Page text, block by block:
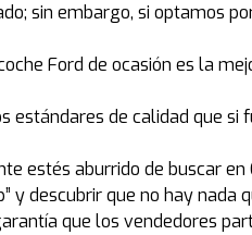
sin embargo, si optamos
Ford de ocasión es la
de calidad que
estés aburrido de buscar en
y descubrir que no hay
que los vendedores